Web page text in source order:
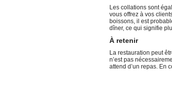
Les collations sont
vous offrez à vos
boissons, il est
dîner, ce qui signifie
À retenir
La restauration peut
n’est pas
attend d’un repas. En